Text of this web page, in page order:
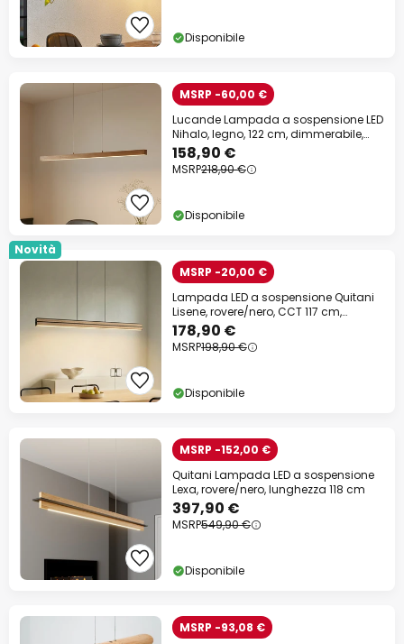
Disponibile
MSRP -60,00 €
Lucande Lampada a sospensione LED
Nihalo, legno, 122 cm, dimmerabile,
CCT
158,90 €
MSRP218,90 €
Disponibile
Novità
MSRP -20,00 €
Lampada LED a sospensione Quitani
Lisene, rovere/nero, CCT 117 cm,
dimmerabile
178,90 €
MSRP198,90 €
Disponibile
MSRP -152,00 €
Quitani Lampada LED a sospensione
Lexa, rovere/nero, lunghezza 118 cm
397,90 €
MSRP549,90 €
Disponibile
MSRP -93,08 €